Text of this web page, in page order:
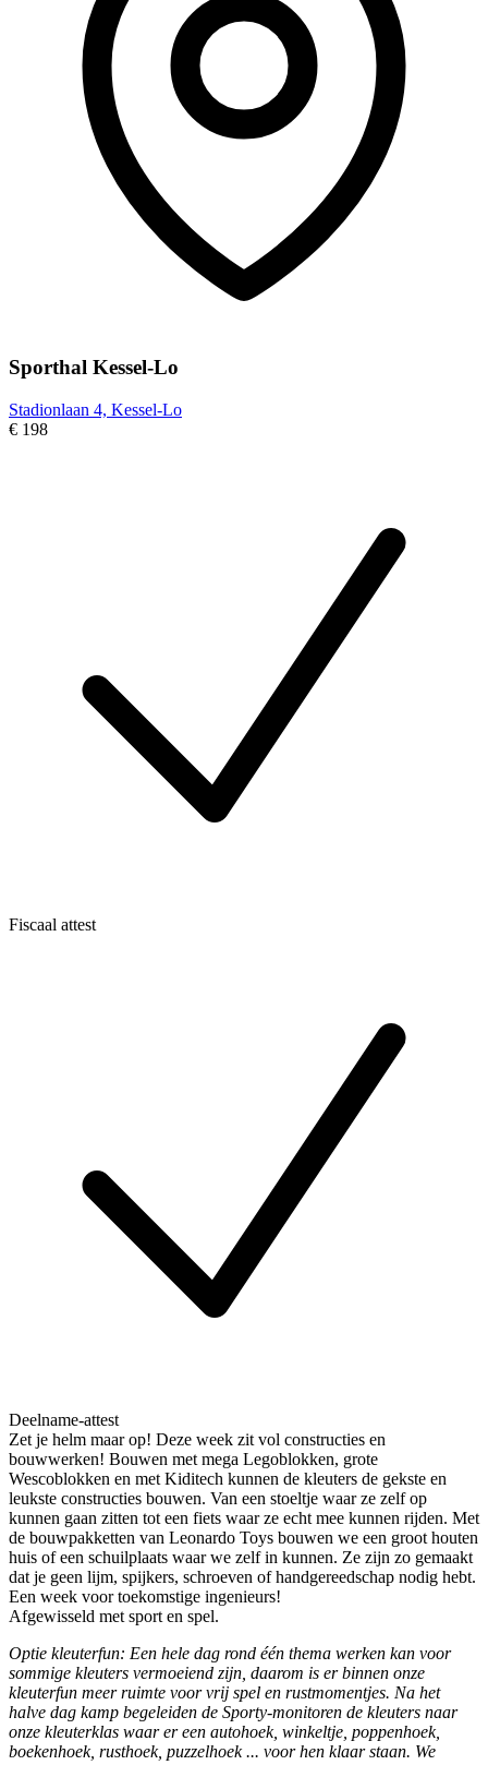
Sporthal Kessel-Lo
Stadionlaan 4, Kessel-Lo
€ 198
Fiscaal attest
Deelname-attest
Zet je helm maar op! Deze week zit vol constructies en
bouwwerken! Bouwen met mega Legoblokken, grote
Wescoblokken en met Kiditech kunnen de kleuters de gekste en
leukste constructies bouwen. Van een stoeltje waar ze zelf op
kunnen gaan zitten tot een fiets waar ze echt mee kunnen rijden. Met
de bouwpakketten van Leonardo Toys bouwen we een groot houten
huis of een schuilplaats waar we zelf in kunnen. Ze zijn zo gemaakt
dat je geen lijm, spijkers, schroeven of handgereedschap nodig hebt.
Een week voor toekomstige ingenieurs!
Afgewisseld met sport en spel.
Optie kleuterfun: Een hele dag rond één thema werken kan voor
sommige kleuters vermoeiend zijn, daarom is er binnen onze
kleuterfun meer ruimte voor vrij spel en rustmomentjes. Na het
halve dag kamp begeleiden de Sporty-monitoren de kleuters naar
onze kleuterklas waar er een autohoek, winkeltje, poppenhoek,
boekenhoek, rusthoek, puzzelhoek ... voor hen klaar staan. We